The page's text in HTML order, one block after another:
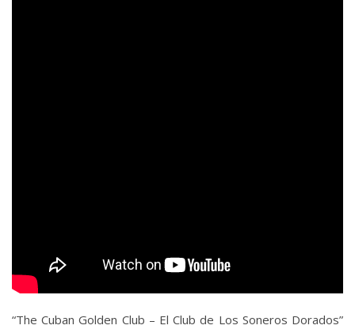
“The Cuban Golden Club – El Club de Los Soneros Dorados”